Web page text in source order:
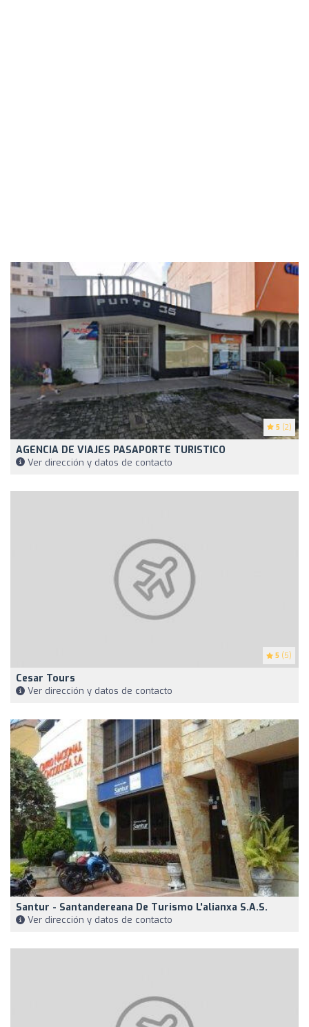
5 (2)
AGENCIA DE VIAJES PASAPORTE TURISTICO
Ver dirección y datos de contacto
5 (5)
Cesar Tours
Ver dirección y datos de contacto
Santur - Santandereana De Turismo L'alianxa S.A.S.
Ver dirección y datos de contacto